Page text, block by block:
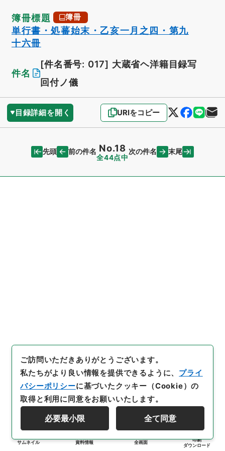
簿冊標題 簿冊
単行書・処蕃始末・乙亥一月之四・第九
十六冊
件名
[件名番号: 017] 大蔵省ヘ洋籍目録写
回付ノ儀
目録詳細を開く URIをコピー
先頭 前の件名 No.18
全44点中
次の件名 末尾
サムネイル 資料情報 全画面
印刷
ダウンロード
ご訪問いただきありがとうございます。
私たちがより良い情報を提供できるように、 プライ
バシーポリシーに基づいたクッキー（Cookie）の
取得と利用に同意をお願いいたします。
必要最小限 全て同意